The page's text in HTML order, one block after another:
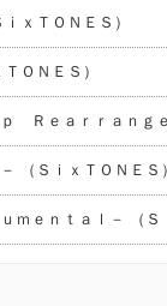
ｘＴＯＮＥＳ）
ＯＮＥＳ）
Ｒｅａｒｒａｎｇｅ
（ＳｉｘＴＯＮＥＳ）
ｅｎｔａｌ－ （Ｓ